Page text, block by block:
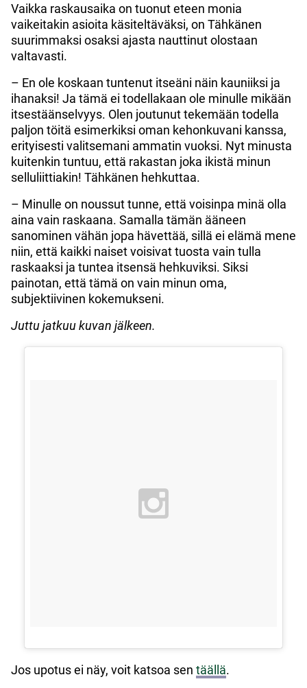
Vaikka raskausaika on tuonut eteen monia
vaikeitakin asioita käsiteltäväksi, on Tähkänen
suurimmaksi osaksi ajasta nauttinut olostaan
valtavasti.
– En ole koskaan tuntenut itseäni näin kauniiksi ja
ihanaksi! Ja tämä ei todellakaan ole minulle mikään
itsestäänselvyys. Olen joutunut tekemään todella
paljon töitä esimerkiksi oman kehonkuvani kanssa,
erityisesti valitsemani ammatin vuoksi. Nyt minusta
kuitenkin tuntuu, että rakastan joka ikistä minun
selluliittiakin! Tähkänen hehkuttaa.
– Minulle on noussut tunne, että voisinpa minä olla
aina vain raskaana. Samalla tämän ääneen
sanominen vähän jopa hävettää, sillä ei elämä mene
niin, että kaikki naiset voisivat tuosta vain tulla
raskaaksi ja tuntea itsensä hehkuviksi. Siksi
painotan, että tämä on vain minun oma,
subjektiivinen kokemukseni.
Juttu jatkuu kuvan jälkeen.
Jos upotus ei näy, voit katsoa sen täällä.